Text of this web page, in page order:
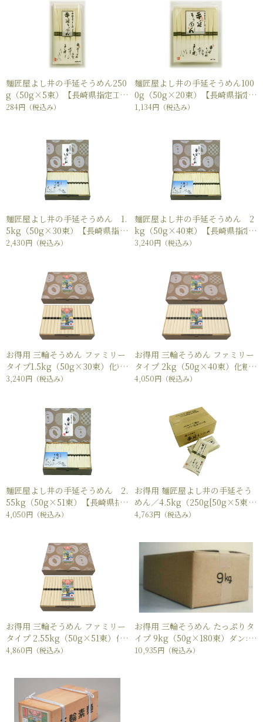
麺匠屋よし井の手延そうめん250
g（50g×5束）【長崎県指定工
場製造】
284円 （税込み）
麺匠屋よし井の手延そうめん100
0g（50g×20束）【長崎県指定
工場製造】
1,134円 （税込み）
麺匠屋よし井の手延そうめん 1.
5kg（50g×30束）【長崎県指定
工場製造】
2,430円 （税込み）
麺匠屋よし井の手延そうめん 2
kg（50g×40束）【長崎県指定
工場製造】
3,240円 （税込み）
お得用 三輪そうめん ファミリー
タイプ1.5kg（50g×30束）化粧
箱入り
3,240円 （税込み）
お得用 三輪そうめん ファミリー
タイプ 2kg（50g×40束）化粧
箱入り
4,050円 （税込み）
麺匠屋よし井の手延そうめん 2.
55kg（50g×51束）【長崎県指
定工場製造】
4,050円 （税込み）
お得用 麺匠屋よし井の手延そう
めん／4.5kg（250g[50g×5束]
×18袋）小袋タイプ【長崎県指
4,763円 （税込み）
お得用 三輪そうめん ファミリー
タイプ 2.55kg（50g×51束）化
粧箱入り
4,860円 （税込み）
お得用 三輪そうめん たっぷりタ
イプ 9kg（50g×180束）ダンボ
ール箱入り
10,935円 （税込み）